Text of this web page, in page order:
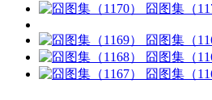
囧图集（
囧图集（
囧图集（
囧图集（